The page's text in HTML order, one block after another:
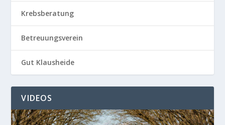
Krebsberatung
Betreuungsverein
Gut Klausheide
VIDEOS